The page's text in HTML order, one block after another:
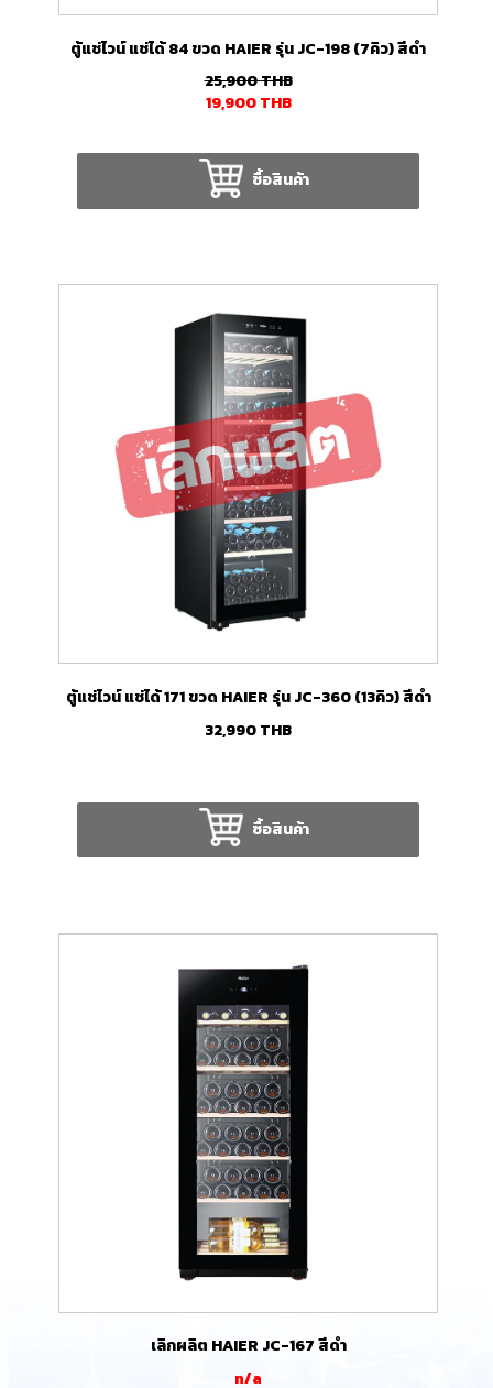
ตู้แช่ไวน์ แช่ได้ 84 ขวด HAIER รุ่น JC-198 (7คิว) สีดำ
25,900THB
19,900THB
ซื้อสินค้า
ตู้แช่ไวน์ แช่ได้ 171 ขวด HAIER รุ่น JC-360 (13คิว) สีดำ
32,990THB
ซื้อสินค้า
เลิกผลิต HAIER JC-167 สีดำ
n/a